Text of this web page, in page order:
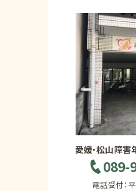
愛媛・松山障害
089-
電話受付：